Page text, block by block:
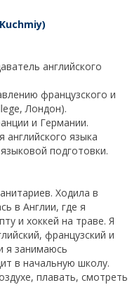
английского
французского и
Лондон).
и Германии.
языка
подготовки.
Ходила в
в Англии, где я
и хоккей на траве. Я
французский и
я занимаюсь
в начальную школу.
плавать, смотреть